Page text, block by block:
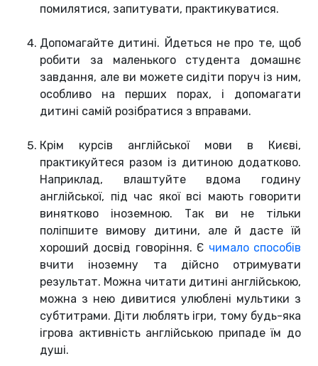
помилятися, запитувати, практикуватися.
Допомагайте дитині. Йдеться не про те, щоб
робити за маленького студента домашнє
завдання, але ви можете сидіти поруч із ним,
особливо на перших порах, і допомагати
дитині самій розібратися з вправами.
Крім курсів англійської мови в Києві,
практикуйтеся разом із дитиною додатково.
Наприклад, влаштуйте вдома годину
англійської, під час якої всі мають говорити
винятково іноземною. Так ви не тільки
поліпшите вимову дитини, але й дасте їй
хороший досвід говоріння. Є чимало способів
вчити іноземну та дійсно отримувати
результат. Можна читати дитині англійською,
можна з нею дивитися улюблені мультики з
субтитрами. Діти люблять ігри, тому будь-яка
ігрова активність англійською припаде їм до
душі.